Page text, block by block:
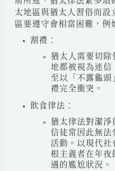
太地區與猶太人習俗而設
區要遵守會相當困難，例
割禮：
猶太人需要切
地都被視為迷
至以「不露龜
禮完全衝突。
飲食律法：
猶太律法對潔淨
信徒常因此無
活動。以現代
根主義者在年
遇的尷尬狀況。